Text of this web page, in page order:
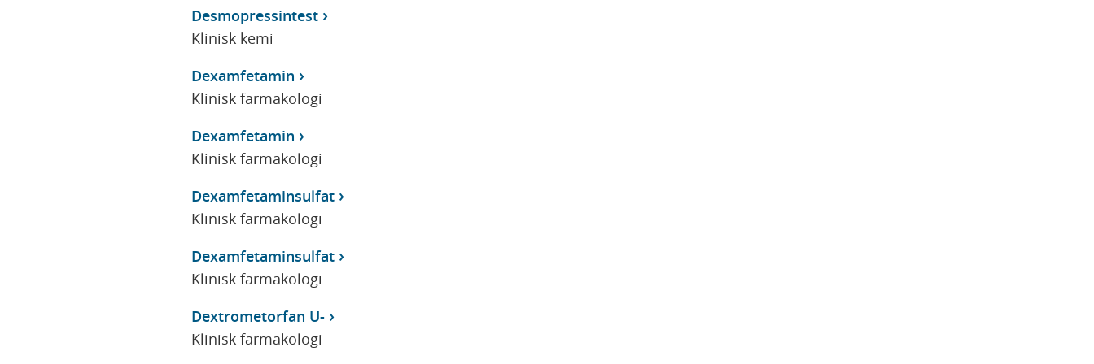
Desmopressintest
Klinisk kemi
Dexamfetamin
Klinisk farmakologi
Dexamfetamin
Klinisk farmakologi
Dexamfetaminsulfat
Klinisk farmakologi
Dexamfetaminsulfat
Klinisk farmakologi
Dextrometorfan U-
Klinisk farmakologi